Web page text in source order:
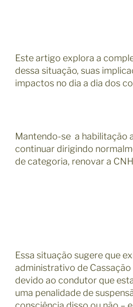
Este artigo explora a
dessa situação, suas
impactos no dia a dia dos
Mantendo-se a habilitação
continuar dirigindo
de categoria, renovar a
Essa situação sugere que
administrativo de
devido ao condutor que
uma penalidade de